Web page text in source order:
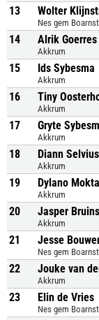
13 Wolter
Nes gem
14 Alrik Goerres
Akkrum
15 Ids Sybesma
Akkrum
16 Tiny
Akkrum
17 Gryte
Akkrum
18 Diann Selvius
Akkrum
19 Dylano
Akkrum
20 Jasper
Akkrum
21 Jesse
Nes gem
22 Jouke van
Akkrum
23 Elin de Vries
Nes gem